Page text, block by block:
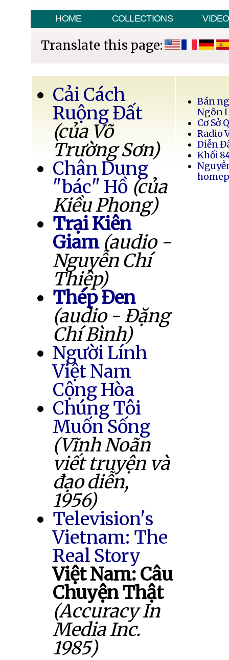
HOME COLLECTIONS VIDEO
Translate this page:
Cải Cách
Ruộng Đất
(của Võ
Trường Sơn)
Chân Dung
"bác" Hồ (của
Kiều Phong)
Trại Kiên
Giam (audio -
Nguyễn Chí
Thiệp)
Thép Đen
(audio - Đặng
Chí Bình)
Người Lính
Việt Nam
Cộng Hòa
Chúng Tôi
Muốn Sống
(Vĩnh Noãn
viết truyện và
đạo diễn,
1956)
Television's
Vietnam: The
Real Story
Việt Nam: Câu
Chuyện Thật
(Accuracy In
Media Inc.
1985)
Bán
Ngôn
Cơ Sở
Radio
Diễn
Khối